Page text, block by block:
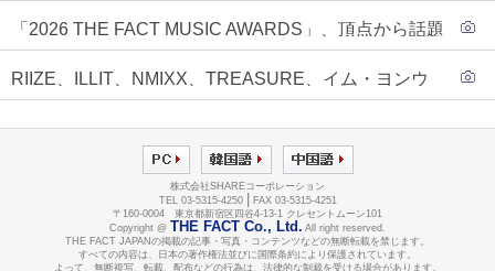
もスタート！！
「2026 THE FACT MUSIC AWARDS」、頂点から話題
RIIZE、ILLIT、NMIXX、TREASURE、イム・ヨンウ
インナップに合流！
株式会社SHAREコーポレーション
TEL 03-5315-4250
FAX 03-5315-4251
〒160-0004 東京都新宿区四谷4-13-1 クレセントムーン101
Copyright @ THE FACT Co., Ltd. All right reserved.
THE FACT JAPANの掲載の記事・写真・コンテンツなどの無断転載を禁じます。
すべての内容は、日本の著作権法並びに国際条約により保護されています。
よって、無断複写、転載、配布などの行為は、法律的な制裁を受ける場合があります。